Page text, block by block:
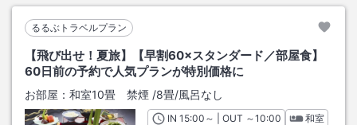
るるぶトラベルプラン
【飛び出せ！夏旅】【早割60×スタンダード／部屋食】
60日前の予約で人気プランが特別価格に
お部屋： 和室10畳 禁煙 /8畳/風呂なし
INチェックイン
15:00 ～ | OUT チェックアウト
～10:00
和室